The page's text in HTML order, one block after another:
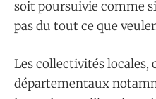
soit poursuivie comme si
pas du tout ce que
Les collectivités locales,
départementaux